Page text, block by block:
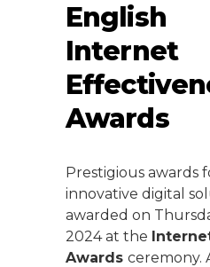
English
Internet
Awards
Prestigious awards
innovative digital
awarded on
2024 at the
Awards ceremony.